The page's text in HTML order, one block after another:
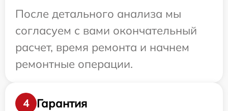
После детального анализа мы
согласуем с вами окончательный
расчет, время ремонта и начнем
ремонтные операции.
4
Гарантия